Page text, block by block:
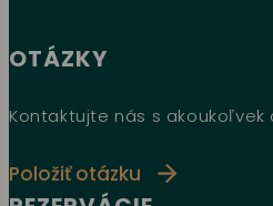
OTÁZKY
Kontaktujte nás s
Položiť otázku